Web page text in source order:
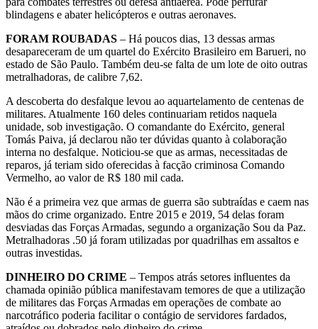
blindagens e abater helicópteros e outras aeronaves.
FORAM ROUBADAS – Há poucos dias, 13 dessas armas
desapareceram de um quartel do Exército Brasileiro em Barueri, no
estado de São Paulo. Também deu-se falta de um lote de oito outras
metralhadoras, de calibre 7,62.
A descoberta do desfalque levou ao aquartelamento de centenas de
militares. Atualmente 160 deles continuariam retidos naquela
unidade, sob investigação. O comandante do Exército, general
Tomás Paiva, já declarou não ter dúvidas quanto à colaboração
interna no desfalque. Noticiou-se que as armas, necessitadas de
reparos, já teriam sido oferecidas à facção criminosa Comando
Vermelho, ao valor de R$ 180 mil cada.
Não é a primeira vez que armas de guerra são subtraídas e caem nas
mãos do crime organizado. Entre 2015 e 2019, 54 delas foram
desviadas das Forças Armadas, segundo a organização Sou da Paz.
Metralhadoras .50 já foram utilizadas por quadrilhas em assaltos e
outras investidas.
DINHEIRO DO CRIME – Tempos atrás setores influentes da
chamada opinião pública manifestavam temores de que a utilização
de militares das Forças Armadas em operações de combate ao
narcotráfico poderia facilitar o contágio de servidores fardados,